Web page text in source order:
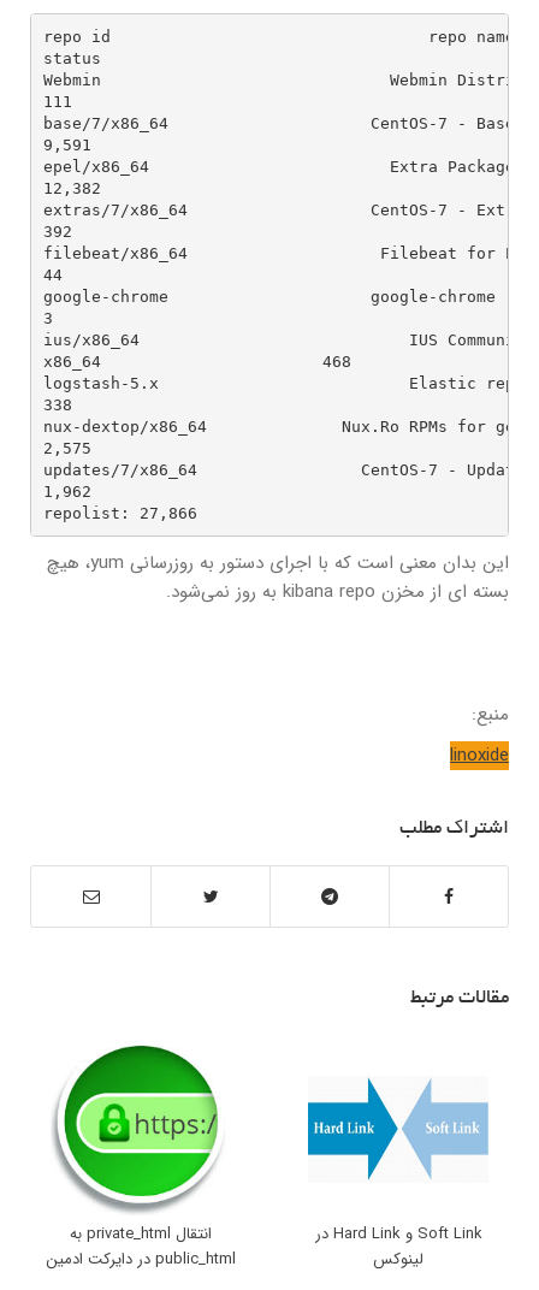
repo id                                 repo name
status
Webmin                              Webmin
111
base/7/x86_64                     CentOS-7 - Base
9,591
epel/x86_64                         Extra Packages
12,382
extras/7/x86_64                   CentOS-7 - Extras
392
filebeat/x86_64                    Filebeat for ELK
44
google-chrome                     google-chrome
3
ius/x86_64                            IUS Community
x86_64                       468
logstash-5.x                          Elastic
338
nux-dextop/x86_64              Nux.Ro RPMs for
2,575
updates/7/x86_64                 CentOS-7 - Updates
1,962
repolist: 27,866
این بدان معنی است که با اجرای دستور به روزرسانی yum، هیچ
بسته ای از مخزن kibana repo به روز نمی‌شود.
منبع:
linoxide
اشتراک مطلب
مقالات مرتبط
Soft Link و Hard Link در
لینوکس
انتقال private_html به
public_html در دایرکت ادمین